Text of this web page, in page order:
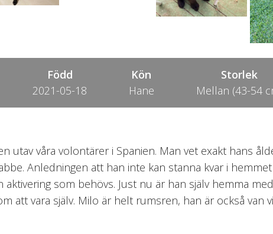
Född
2021-05-18
Kön
Hane
Storlek
Mellan (43-54
utav våra volontärer i Spanien. Man vet exakt hans
Anledningen att han inte kan stanna kvar i
som behövs. Just nu är han själv hemma
att vara själv. Milo är helt rumsren, han är också van